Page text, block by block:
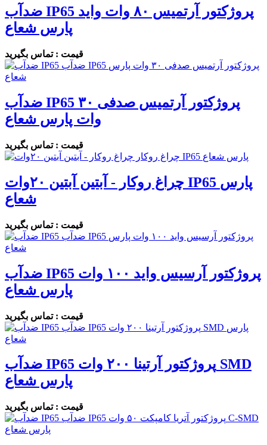
ضدآب IP65 پروژکتور آرتمیس ۸۰ وات واید
پارس شعاع
قیمت : تماس بگیرید
ضدآب IP65 پروژکتور آرتمیس صدفی ۳۰
وات پارس شعاع
قیمت : تماس بگیرید
چراغ روکار - آبتین آبتین ۲۰وات IP65 پارس
شعاع
قیمت : تماس بگیرید
ضدآب IP65 پروژکتور آرسیس واید ۱۰۰ وات
پارس شعاع
قیمت : تماس بگیرید
ضدآب IP65 پروژکتور آرتینا ۲۰۰ وات SMD
پارس شعاع
قیمت : تماس بگیرید